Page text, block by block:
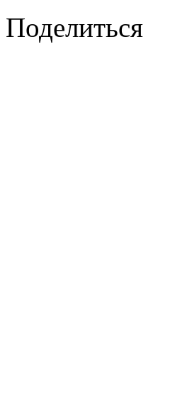
Поделиться